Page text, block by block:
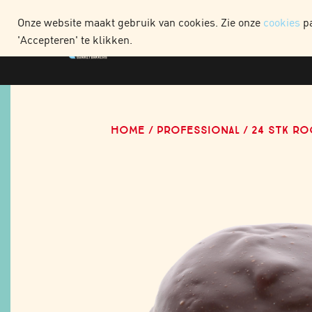
HOME PROFESSIONAL 24 STK
Onze website maakt gebruik van cookies. Zie onze cookies
'Accepteren' te klikken.